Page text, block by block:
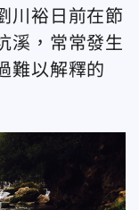
川裕日前在節
溪，常常發生
難以解釋的